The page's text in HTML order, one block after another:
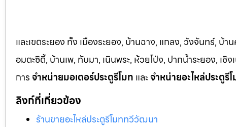
และเขตระยอง ทั้ง เมืองระยอง, บ้านฉาง, แกลง, วังจันทร์,
อมตะซิตี้, บ้านเพ, ทับมา, เนินพระ, ห้วยโป่ง, ปากน้ำระยอง, เ
การจำหน่ายมอเตอร์ประตูรีโมท และจำหน่ายอะไหล่ประตูรี
ลิงก์ที่เกี่ยวข้อง
ร้านขายอะไหล่ประตูรีโมททวีวัฒนา